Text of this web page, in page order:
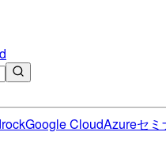
Google CloudAzureセミ